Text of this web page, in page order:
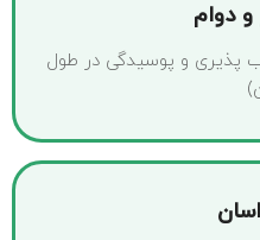
دوام
پذیری و پوسیدگی در طول